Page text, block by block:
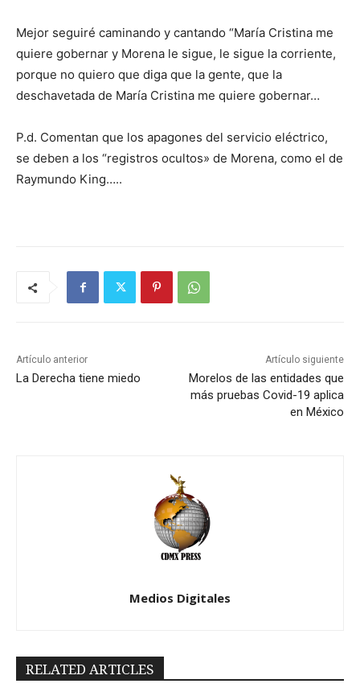
Mejor seguiré caminando y cantando “María Cristina me
quiere gobernar y Morena le sigue, le sigue la corriente,
porque no quiero que diga que la gente, que la
deschavetada de María Cristina me quiere gobernar…
P.d. Comentan que los apagones del servicio eléctrico,
se deben a los “registros ocultos» de Morena, como el de
Raymundo King…..
Artículo anterior
La Derecha tiene miedo
Artículo siguiente
Morelos de las entidades que
más pruebas Covid-19 aplica
en México
Medios Digitales
RELATED ARTICLES